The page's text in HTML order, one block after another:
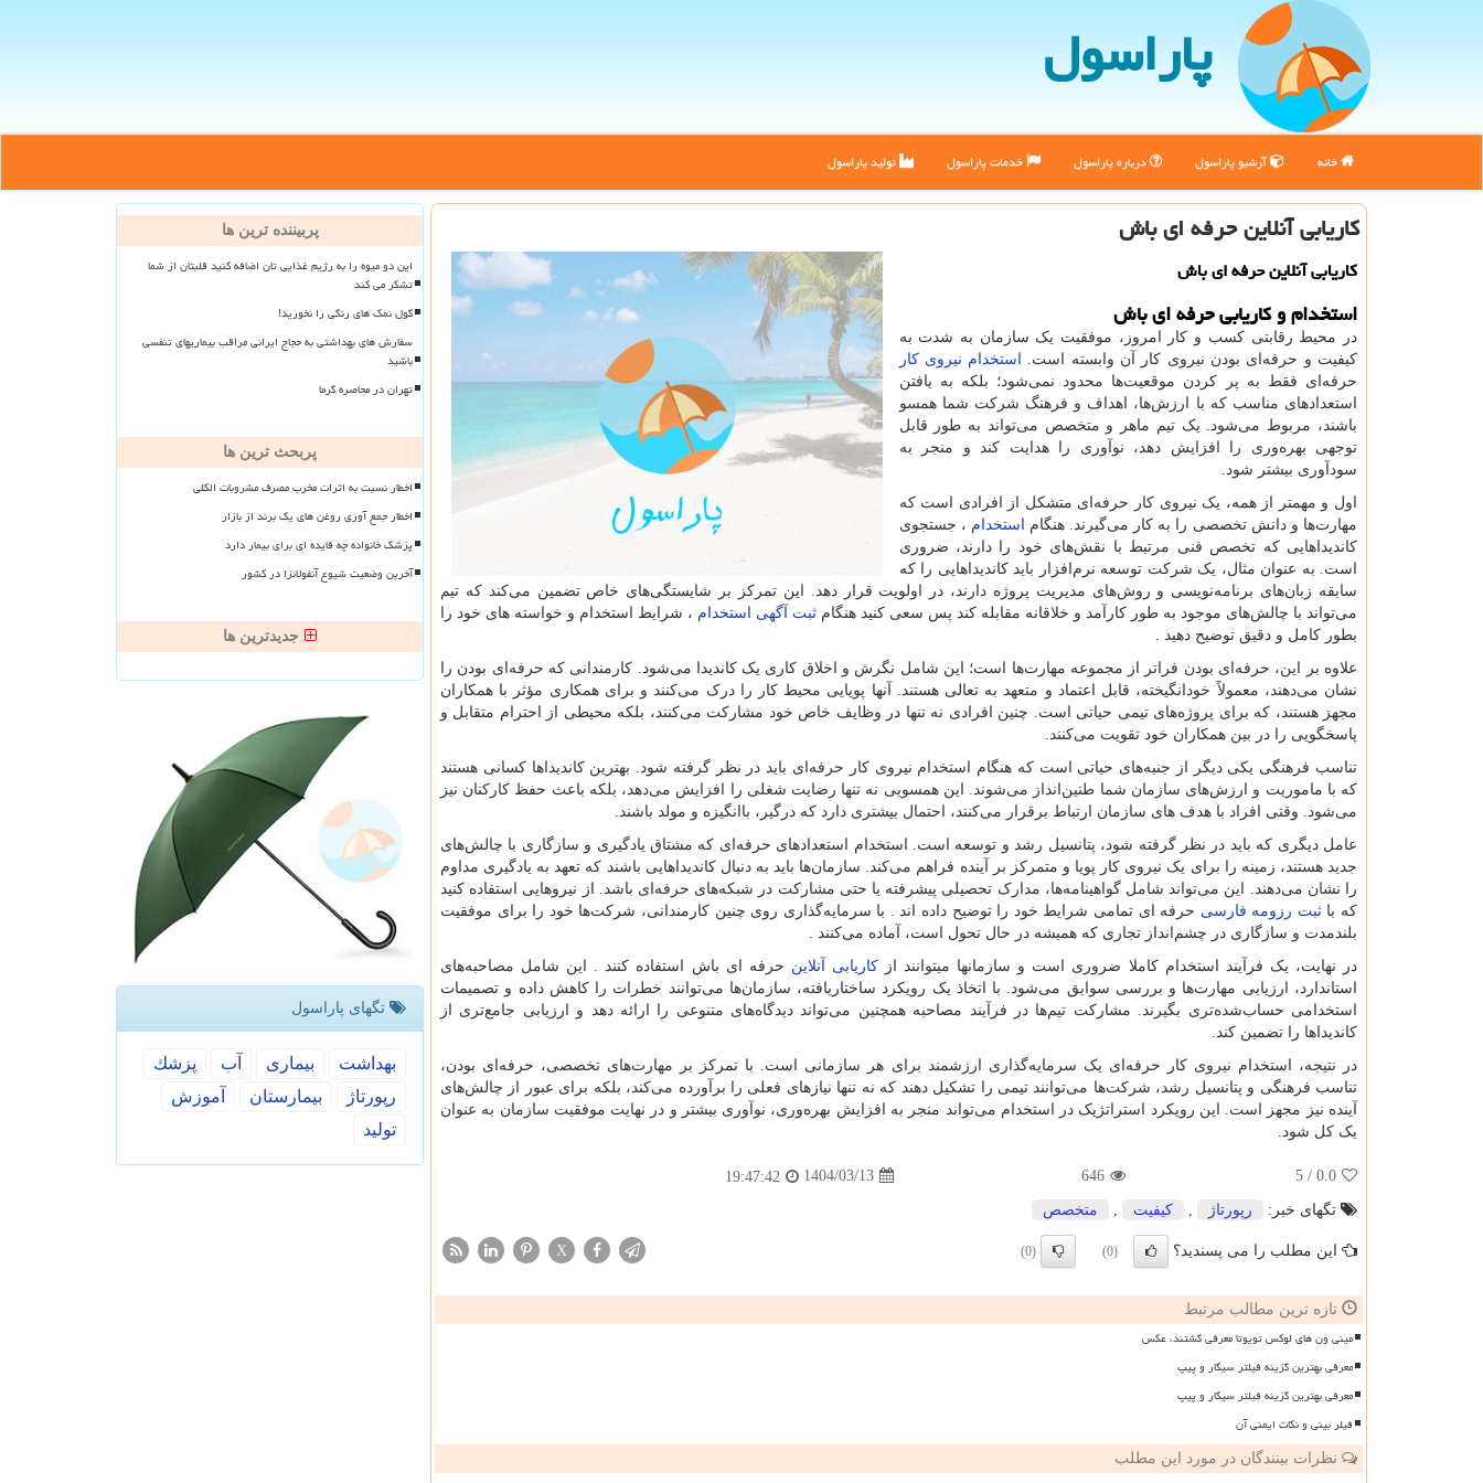
پاراسول
خانه آرشیو پاراسول درباره پاراسول خدمات پاراسول تولید پاراسول
کاریابی آنلاین حرفه ای باش
کاریابی آنلاین حرفه ای باش
استخدام و کاریابی حرفه ای باش
در محیط رقابتی کسب و کار امروز، موفقیت یک سازمان به شدت به
کیفیت و حرفه‌ای بودن نیروی کار آن وابسته است.
استخدام نیروی کار
حرفه‌ای فقط به پر کردن موقعیت‌ها محدود نمی‌شود؛ بلکه به یافتن
استعدادهای مناسب که با ارزش‌ها، اهداف و فرهنگ شرکت شما همسو
باشند، مربوط می‌شود. یک تیم ماهر و متخصص می‌تواند به طور قابل
توجهی بهره‌وری را افزایش دهد، نوآوری را هدایت کند و منجر به
سودآوری بیشتر شود.
اول و مهمتر از همه، یک نیروی کار حرفه‌ای متشکل از افرادی است که
مهارت‌ها و دانش تخصصی را به کار می‌گیرند. هنگام
استخدام ، جستجوی
کاندیداهایی که تخصص فنی مرتبط با نقش‌های خود را دارند، ضروری
است. به عنوان مثال، یک شرکت توسعه نرم‌افزار باید کاندیداهایی را که
سابقه زبان‌های برنامه‌نویسی و روش‌های مدیریت پروژه دارند، در اولویت قرار دهد. این تمرکز بر شایستگی‌های خاص تضمین می‌کند که تیم
می‌تواند با چالش‌های موجود به طور کارآمد و خلاقانه مقابله کند پس سعی کنید هنگام ثبت آگهی استخدام ، شرایط استخدام و خواسته های خود را
بطور کامل و دقیق توضیح دهید .
علاوه بر این، حرفه‌ای بودن فراتر از مجموعه مهارت‌ها است؛ این شامل نگرش و اخلاق کاری یک کاندیدا می‌شود. کارمندانی که حرفه‌ای بودن را
نشان می‌دهند، معمولاً خودانگیخته، قابل اعتماد و متعهد به تعالی هستند. آنها پویایی محیط کار را درک می‌کنند و برای همکاری مؤثر با همکاران
مجهز هستند، که برای پروژه‌های تیمی حیاتی است. چنین افرادی نه تنها در وظایف خاص خود مشارکت می‌کنند، بلکه محیطی از احترام متقابل و
پاسخگویی را در بین همکاران خود تقویت می‌کنند.
تناسب فرهنگی یکی دیگر از جنبه‌های حیاتی است که هنگام استخدام نیروی کار حرفه‌ای باید در نظر گرفته شود. بهترین کاندیداها کسانی هستند
که با ماموریت و ارزش‌های سازمان شما طنین‌انداز می‌شوند. این همسویی نه تنها رضایت شغلی را افزایش می‌دهد، بلکه باعث حفظ کارکنان نیز
می‌شود. وقتی افراد با هدف های سازمان ارتباط برقرار می‌کنند، احتمال بیشتری دارد که درگیر، باانگیزه و مولد باشند.
عامل دیگری که باید در نظر گرفته شود، پتانسیل رشد و توسعه است. استخدام استعدادهای حرفه‌ای که مشتاق یادگیری و سازگاری با چالش‌های
جدید هستند، زمینه را برای یک نیروی کار پویا و متمرکز بر آینده فراهم می‌کند. سازمان‌ها باید به دنبال کاندیداهایی باشند که تعهد به یادگیری مداوم
را نشان می‌دهند. این می‌تواند شامل گواهینامه‌ها، مدارک تحصیلی پیشرفته یا حتی مشارکت در شبکه‌های حرفه‌ای باشد. از نیروهایی استفاده کنید
که باثبت رزومه فارسی حرفه ای تمامی شرایط خود را توضیح داده اند . با سرمایه‌گذاری روی چنین کارمندانی، شرکت‌ها خود را برای موفقیت
بلندمدت و سازگاری در چشم‌انداز تجاری که همیشه در حال تحول است، آماده می‌کنند .
در نهایت، یک فرآیند استخدام کاملا ضروری است و سازمانها میتوانند ازکاریابی آنلاین حرفه ای باش استفاده کنند . این شامل مصاحبه‌های
استاندارد، ارزیابی مهارت‌ها و بررسی سوابق می‌شود. با اتخاذ یک رویکرد ساختاریافته، سازمان‌ها می‌توانند خطرات را کاهش داده و تصمیمات
استخدامی حساب‌شده‌تری بگیرند. مشارکت تیم‌ها در فرآیند مصاحبه همچنین می‌تواند دیدگاه‌های متنوعی را ارائه دهد و ارزیابی جامع‌تری از
کاندیداها را تضمین کند.
در نتیجه، استخدام نیروی کار حرفه‌ای یک سرمایه‌گذاری ارزشمند برای هر سازمانی است. با تمرکز بر مهارت‌های تخصصی، حرفه‌ای بودن،
تناسب فرهنگی و پتانسیل رشد، شرکت‌ها می‌توانند تیمی را تشکیل دهند که نه تنها نیازهای فعلی را برآورده می‌کند، بلکه برای عبور از چالش‌های
آینده نیز مجهز است. این رویکرد استراتژیک در استخدام می‌تواند منجر به افزایش بهره‌وری، نوآوری بیشتر و در نهایت موفقیت سازمان به عنوان
یک کل شود.
0.0
/ 5
646
1404/03/13
19:47:42
تگهای خبر:
رپورتاژ كیفیت متخصص
این مطلب را می پسندید؟ (0)
(0)
X
تازه ترین مطالب مرتبط
مینی ون های لوکس تویوتا معرفی گشتند، عکس
معرفی بهترین گزینه فیلتر سیگار و پیپ
معرفی بهترین گزینه فیلتر سیگار و پیپ
فیلر بینی و نکات ایمنی آن
نظرات بینندگان در مورد این مطلب
پربیننده ترین ها
این دو میوه را به رژیم غذایی تان اضافه کنید قلبتان از شما
تشکر می کند
گول نمک های رنگی را نخورید!
سفارش های بهداشتی به حجاج ایرانی مراقب بیماریهای تنفسی
باشید
تهران در محاصره گرما
پربحث ترین ها
اخطار نسبت به اثرات مخرب مصرف مشروبات الکلی
اخطار جمع آوری روغن های یک برند از بازار
پزشک خانواده چه فایده ای برای بیمار دارد
آخرین وضعیت شیوع آنفولانزا در کشور
جدیدترین ها
تگهای پاراسول
بهداشت بیماری آب
پزشك
رپورتاژ
بیمارستان
آموزش
تولید